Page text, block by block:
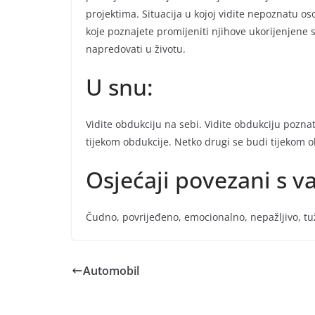
projektima. Situacija u kojoj vidite nepoznatu
koje poznajete promijeniti njihove ukorijenjene
napredovati u životu.
U snu:
Vidite obdukciju na sebi. Vidite obdukciju
tijekom obdukcije. Netko drugi se budi tijekom
Osjećaji povezani s
Čudno, povrijeđeno, emocionalno, nepažljivo,
Automobil